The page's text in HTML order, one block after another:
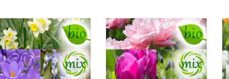
und späte Blüte in einer
Mischung
Stellen Sie Ihre eigene
Blumenzwiebel-Lasagne
zusammen!
Biologische
Blumenzwiebelmischung
'Frühjahrssonate'
Sanfte, romantische rosa Töne
mit einem tief-lila Gegenpol